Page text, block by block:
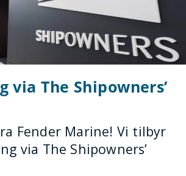
via The Shipowners’
Fender Marine! Vi tilbyr
via The Shipowners’